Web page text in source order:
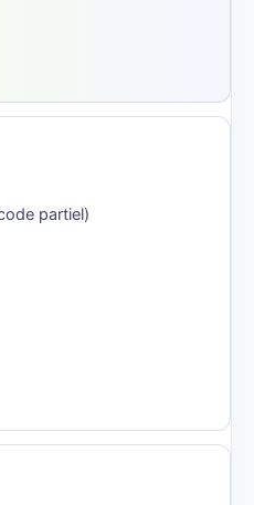
partiel)